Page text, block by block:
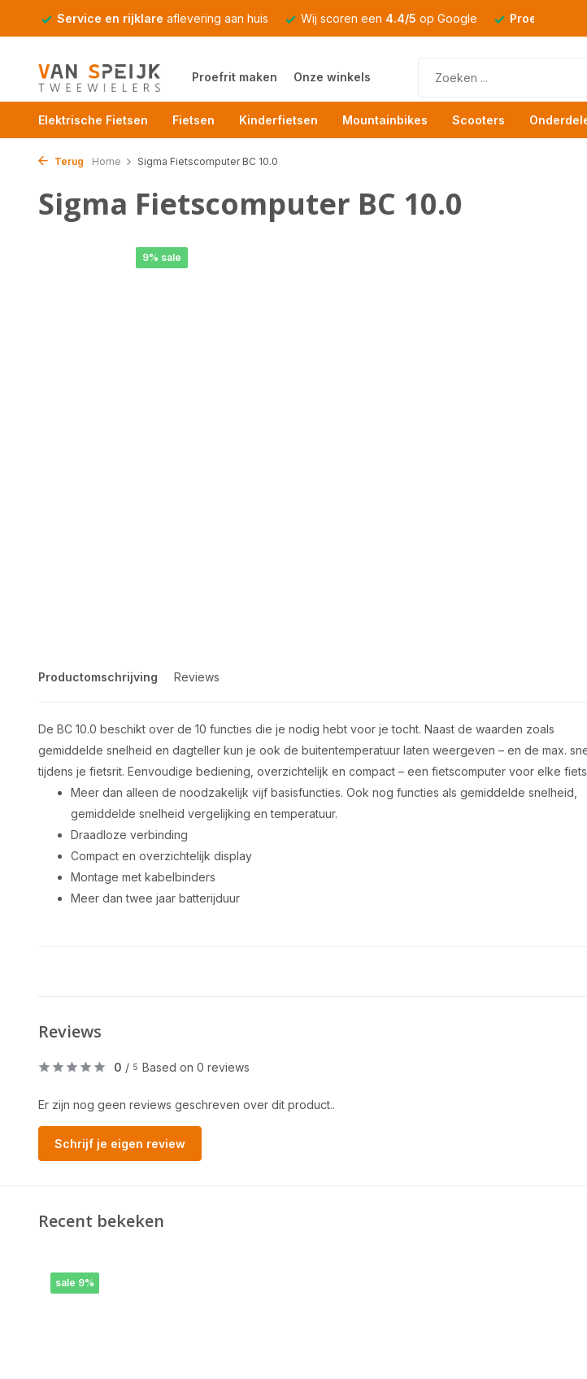
Service en rijklare aflevering aan huis Wij scoren een 4.4/5 op Google Proefrit
Proefrit maken Onze winkels
Elektrische Fietsen Fietsen Kinderfietsen Mountainbikes Scooters
Terug Home Sigma Fietscomputer BC 10.0
Sigma Fietscomputer BC 10.0
9% sale
Productomschrijving Reviews
De BC 10.0 beschikt over de 10 functies die je nodig hebt voor je tocht. Naast de waarden zoals
gemiddelde snelheid en dagteller kun je ook de buitentemperatuur laten weergeven – en de max.
tijdens je fietsrit. Eenvoudige bediening, overzichtelijk en compact – een fietscomputer voor elke
Meer dan alleen de noodzakelijk vijf basisfuncties. Ook nog functies als gemiddelde snelheid,
gemiddelde snelheid vergelijking en temperatuur.
Draadloze verbinding
Compact en overzichtelijk display
Montage met kabelbinders
Meer dan twee jaar batterijduur
Reviews
0 / 5 Based on 0 reviews
Er zijn nog geen reviews geschreven over dit product..
Schrijf je eigen review
Recent bekeken
sale 9%